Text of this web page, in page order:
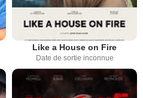
Like a House on Fire
Date de sortie inconnue